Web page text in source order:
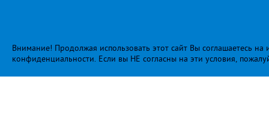
Внимание! Продолжая использовать этот сайт Вы соглашаетесь
конфиденциальности. Если вы НЕ согласны на эти условия,